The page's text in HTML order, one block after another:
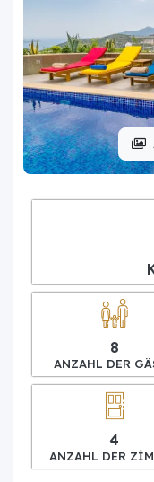
8
ANZAHL DER
4
ANZAHL DER